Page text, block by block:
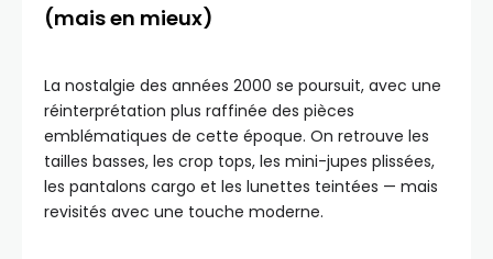
(mais en mieux)
La nostalgie des années 2000 se poursuit, avec une
réinterprétation plus raffinée des pièces
emblématiques de cette époque. On retrouve les
tailles basses, les crop tops, les mini-jupes plissées,
les pantalons cargo et les lunettes teintées — mais
revisités avec une touche moderne.